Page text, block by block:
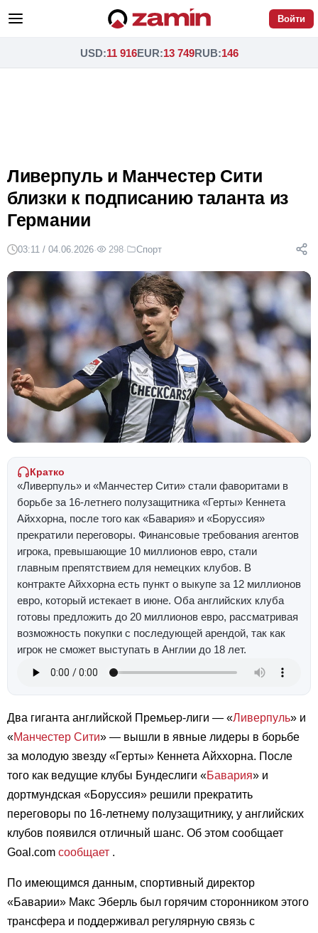
Войти
USD:11 916EUR:13 749RUB:146
Ливерпуль и Манчестер Сити
близки к подписанию таланта из
Германии
03:11 / 04.06.2026· 298· Спорт
Кратко
«Ливерпуль» и «Манчестер Сити» стали фаворитами в
борьбе за 16-летнего полузащитника «Герты» Кеннета
Айххорна, после того как «Бавария» и «Боруссия»
прекратили переговоры. Финансовые требования агентов
игрока, превышающие 10 миллионов евро, стали
главным препятствием для немецких клубов. В
контракте Айххорна есть пункт о выкупе за 12 миллионов
евро, который истекает в июне. Оба английских клуба
готовы предложить до 20 миллионов евро, рассматривая
возможность покупки с последующей арендой, так как
игрок не сможет выступать в Англии до 18 лет.
Два гиганта английской Премьер-лиги — «Ливерпуль» и
«Манчестер Сити» — вышли в явные лидеры в борьбе
за молодую звезду «Герты» Кеннета Айххорна. После
того как ведущие клубы Бундеслиги «Бавария» и
дортмундская «Боруссия» решили прекратить
переговоры по 16-летнему полузащитнику, у английских
клубов появился отличный шанс. Об этом сообщает
Goal.com сообщает .
По имеющимся данным, спортивный директор
«Баварии» Макс Эберль был горячим сторонником этого
трансфера и поддерживал регулярную связь с